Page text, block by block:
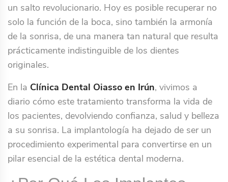
un salto revolucionario. Hoy es posible recuperar no
solo la función de la boca, sino también la armonía
de la sonrisa, de una manera tan natural que resulta
prácticamente indistinguible de los dientes
originales.
En la Clínica Dental Oiasso en Irún, vivimos a
diario cómo este tratamiento transforma la vida de
los pacientes, devolviendo confianza, salud y belleza
a su sonrisa. La implantología ha dejado de ser un
procedimiento experimental para convertirse en un
pilar esencial de la estética dental moderna.